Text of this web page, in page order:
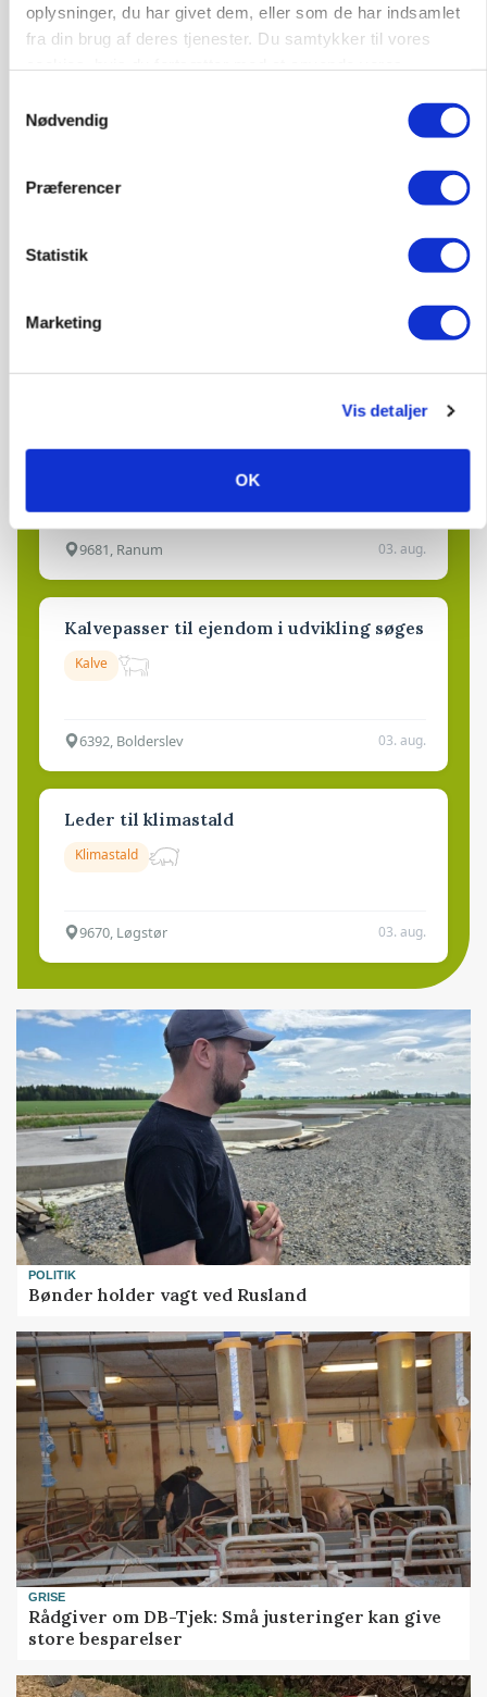
oplysninger, du har givet dem, eller som de har indsamlet
fra din brug af deres tjenester. Du samtykker til vores
Nødvendig
Præferencer
Statistik
Marketing
Vis detaljer
OK
Rørlægger / håndmand søges til
dræn/entreprenørarbejde.
Anlæg
06. aug.
Lastbilchauffør søges til Henrik Haves
Maskinstation
9681, Ranum 03. aug.
Kalvepasser til ejendom i udvikling søges
Kalve
6392, Bolderslev 03. aug.
Leder til klimastald
Klimastald
9670, Løgstør 03. aug.
POLITIK
Bønder holder vagt ved Rusland
GRISE
Rådgiver om DB-Tjek: Små justeringer kan give
store besparelser